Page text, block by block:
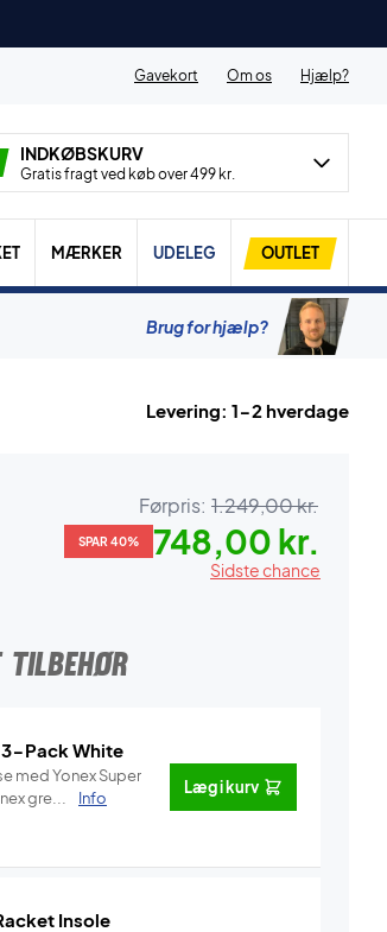
Gavekort Om os Hjælp?
INDKØBSKURV
Gratis fragt ved køb over 499 kr.
MÆRKER UDELEG OUTLET
Brug for hjælp?
Levering: 1-2 hverdage
Førpris: 1.249,00 kr.
SPAR 40% 748,00 kr.
Sidste chance
3-Pack White
med Yonex Super
gre...
Info
Læg i kurv
Insole